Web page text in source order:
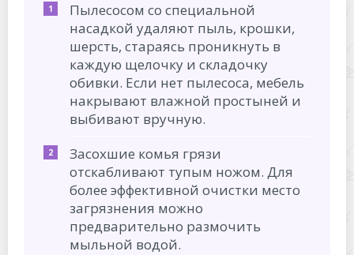
Пылесосом со специальной
насадкой удаляют пыль, крошки,
шерсть, стараясь проникнуть в
каждую щелочку и складочку
обивки. Если нет пылесоса, мебель
накрывают влажной простыней и
выбивают вручную.
Засохшие комья грязи
отскабливают тупым ножом. Для
более эффективной очистки место
загрязнения можно
предварительно размочить
мыльной водой.